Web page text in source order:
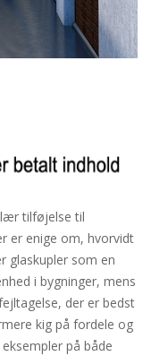
tilføjelse til
er enige om, hvorvidt
glaskupler som en
i bygninger, mens
der er bedst
kig på fordele og
på både